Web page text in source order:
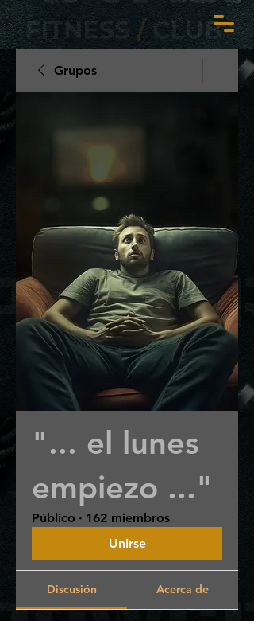
Grupos
"... el lunes
empiezo ..."
Público · 162 miembros
Unirse
Discusión Acerca de